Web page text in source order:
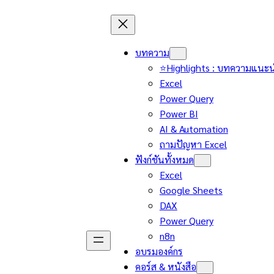
บทความ
⭐Highlights : บทความแนะ
Excel
Power Query
Power BI
AI & Automation
ถามปัญหา Excel
ฟังก์ชันทั้งหมด
Excel
Google Sheets
DAX
Power Query
n8n
อบรมองค์กร
คอร์ส & หนังสือ